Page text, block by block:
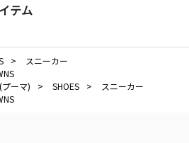
テム
>
スニーカー
プーマ) > SHOES >
スニーカー